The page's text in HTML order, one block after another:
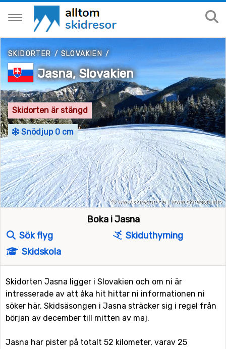
SKIDORTER /SLOVAKIEN/
Jasna, Slovakien
Skidorten är stängd
Snödjup 0 cm
Boka i Jasna
Sök flyg
Skiduthyrning
Skidskola
Skidorten Jasna ligger i Slovakien och om ni är
intresserade av att åka hit hittar ni informationen ni
söker här. Skidsäsongen i Jasna sträcker sig i regel från
början av december till mitten av maj.
Jasna har pister på totalt 52 kilometer, varav 25